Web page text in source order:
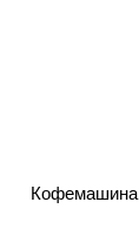
Кофемашина